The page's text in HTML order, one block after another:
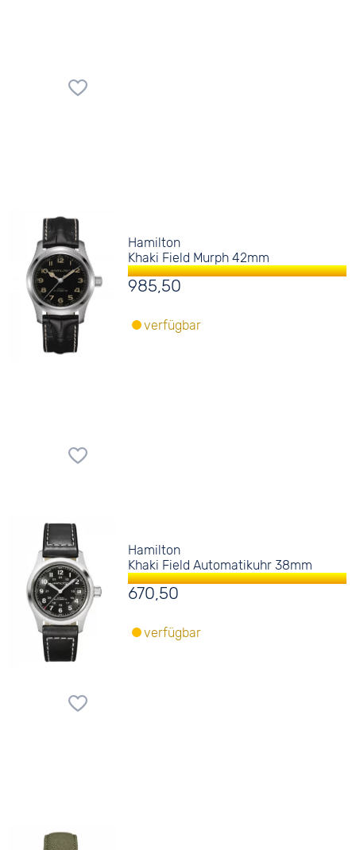
Hamilton
Khaki Field Murph 42mm
985,50
verfügbar
Hamilton
Khaki Field Automatikuhr 38mm
670,50
verfügbar